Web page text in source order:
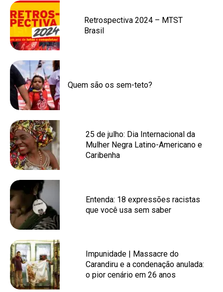
Retrospectiva 2024 – MTST
Brasil
Quem são os sem-teto?
25 de julho: Dia Internacional da
Mulher Negra Latino-Americano e
Caribenha
Entenda: 18 expressões racistas
que você usa sem saber
Impunidade | Massacre do
Carandiru e a condenação anulada:
o pior cenário em 26 anos